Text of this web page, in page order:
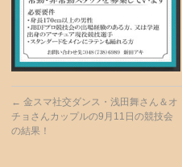
← 金スマ社交ダンス・浅田舞さん＆オ
チョさんカップルの9月11日の競技会
の結果！